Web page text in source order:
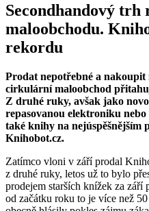
Secondhandový trh
maloobchodu.
rekordu
Prodat nepotřebné a nakoupit
cirkulární maloobchod
Z druhé ruky, avšak jako
repasovanou elektroniku
také knihy na nejúspěšnějším
Knihobot.cz.
Zatímco vloni v září prodal
z druhé ruky, letos už to bylo
prodejem starších knížek za
od začátku roku to je více než